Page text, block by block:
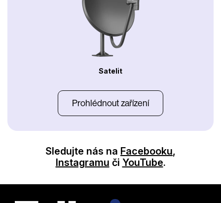
Satelit
Prohlédnout zařízení
Sledujte nás na Facebooku,
Instagramu či YouTube.